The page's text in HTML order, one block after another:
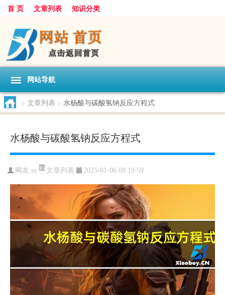
首 页 文章列表 知识分类
网站导航
> 文章列表 > 水杨酸与碳酸氢钠反应方程式
水杨酸与碳酸氢钠反应方程式
网友:sy 文章列表 2025-01-06 08:19:59